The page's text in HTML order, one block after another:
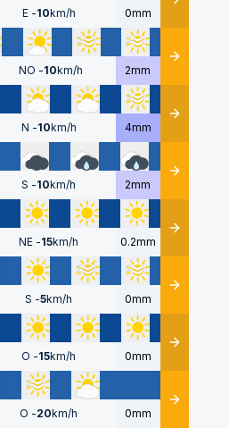
E -10km/h 0mm Détails
NO -10km/h 2mm Détails
N -10km/h 4mm Détails
S -10km/h 2mm Détails
NE -15km/h 0.2mm Détails
S -5km/h 0mm Détails
O -15km/h 0mm Détails
O -20km/h 0mm Détails